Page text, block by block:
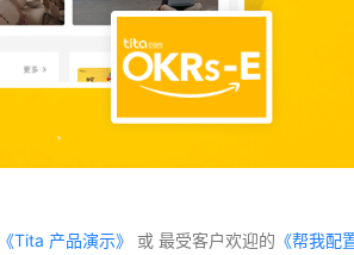
《Tita 产品演示》 或 最受客户欢迎的 《帮我配